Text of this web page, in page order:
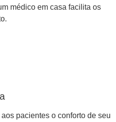
médico em casa facilita os
pacientes o conforto de seu